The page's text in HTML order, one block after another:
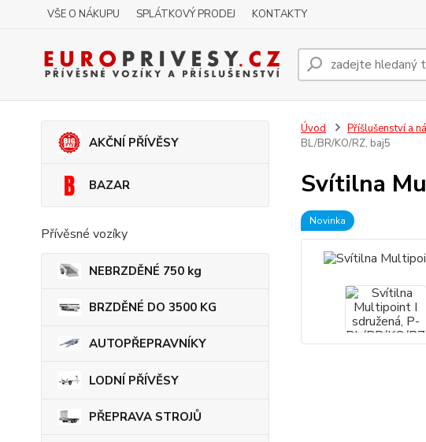
VŠE O NÁKUPU SPLÁTKOVÝ PRODEJ KONTAKTY
AKČNÍ PŘÍVĚSY
BAZAR
Přívěsné vozíky
NEBRZDĚNÉ 750 kg
BRZDĚNÉ DO 3500 KG
AUTOPŘEPRAVNÍKY
LODNÍ PŘÍVĚSY
PŘEPRAVA STROJŮ
Úvod Příšlušenství a
BL/BR/KO/RZ, baj5
Svítilna
Novinka